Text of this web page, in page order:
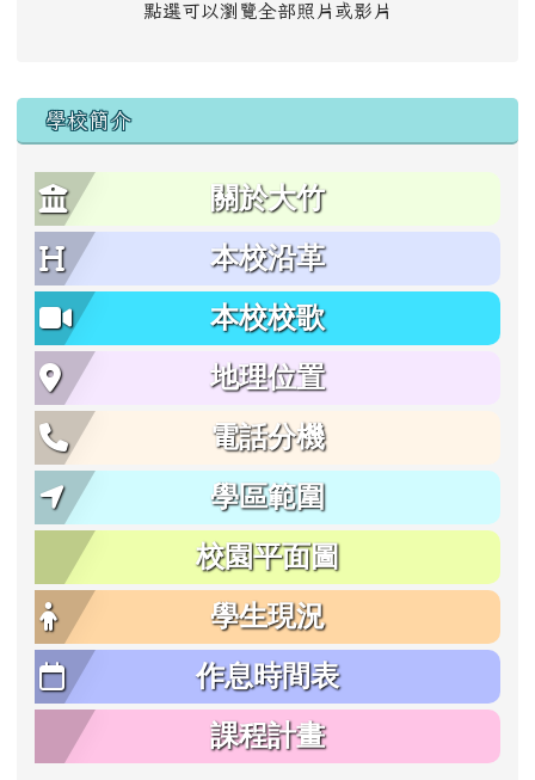
點選可以瀏覽全部照片或影片
學校簡介
關於大竹
本校沿革
本校校歌
地理位置
電話分機
學區範圍
校園平面圖
學生現況
作息時間表
課程計畫